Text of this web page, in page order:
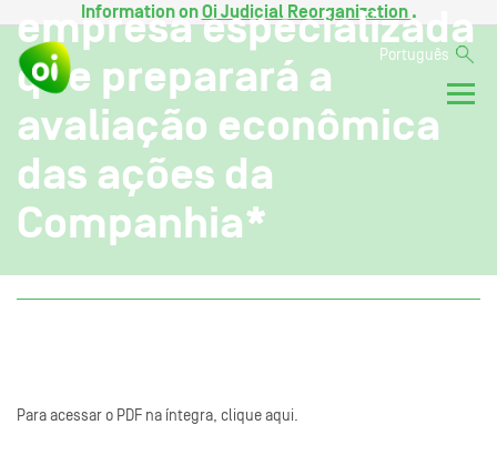
Information onOi Judicial Reorganization .
Português
empresa especializada
que preparará a
avaliação econômica
das ações da
Companhia*
Para acessar o PDF na íntegra, clique aqui.